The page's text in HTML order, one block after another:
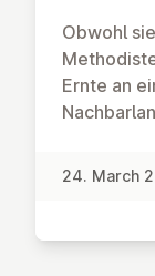
Obwohl
Ernte an
24. March